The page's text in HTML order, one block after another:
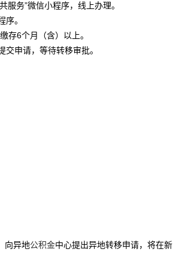
服务”微信小程序，线上办理。
序。
存6个月（含）以上。
交申请，等待转移审批。
向异地公积金中心提出异地转移申请，将在新